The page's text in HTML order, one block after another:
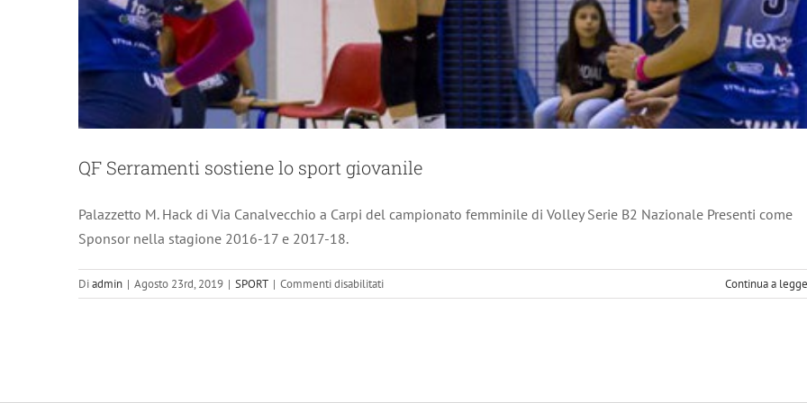
QF Serramenti sostiene lo sport giovanile
Palazzetto M. Hack di Via Canalvecchio a Carpi del campionato femminile di Volley Serie B2 Nazionale Presenti come
Sponsor nella stagione 2016-17 e 2017-18.
Diadmin | Agosto 23rd, 2019 | SPORT | Commenti disabilitatisu
QF
Continua a